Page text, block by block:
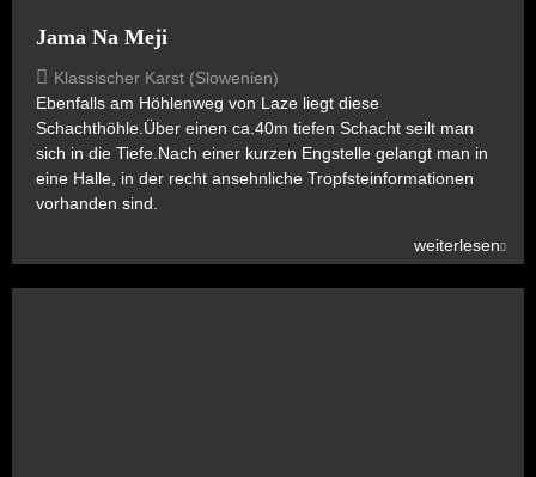
Jama Na Meji
Klassischer Karst (Slowenien)
Ebenfalls am Höhlenweg von Laze liegt diese
Schachthöhle.Über einen ca.40m tiefen Schacht seilt man
sich in die Tiefe.Nach einer kurzen Engstelle gelangt man in
eine Halle, in der recht ansehnliche Tropfsteinformationen
vorhanden sind.
weiterlesen